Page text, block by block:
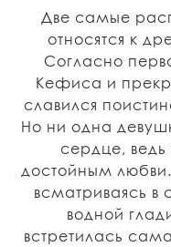
Две самые
относятся к
Согласно
Кефиса и
славился
Но ни одна
сердце, ведь
достойным
всматриваясь в
водной
встретилась